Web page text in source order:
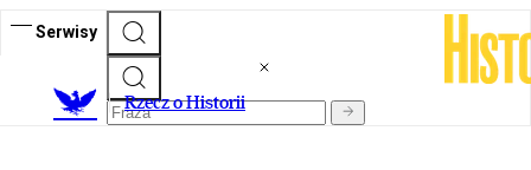
Serwisy
Rzecz o Historii